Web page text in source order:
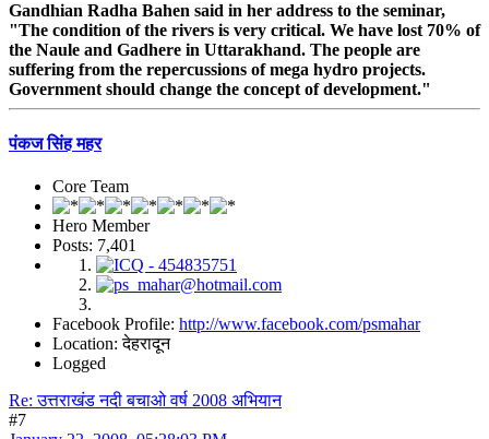
Gandhian Radha Bahen said in her address to the seminar,
"The condition of the rivers is very critical. We have lost 70% of
the Naule and Gadhere in Uttarakhand. The people are
suffering from the repercussions of mega hydro projects.
Government should change the concept of development."
पंकज सिंह महर
Core Team
Hero Member
Posts: 7,401
Facebook Profile: http://www.facebook.com/psmahar
Location: देहरादून
Logged
Re: उत्तराखंड नदी बचाओ वर्ष 2008 अभियान
#7